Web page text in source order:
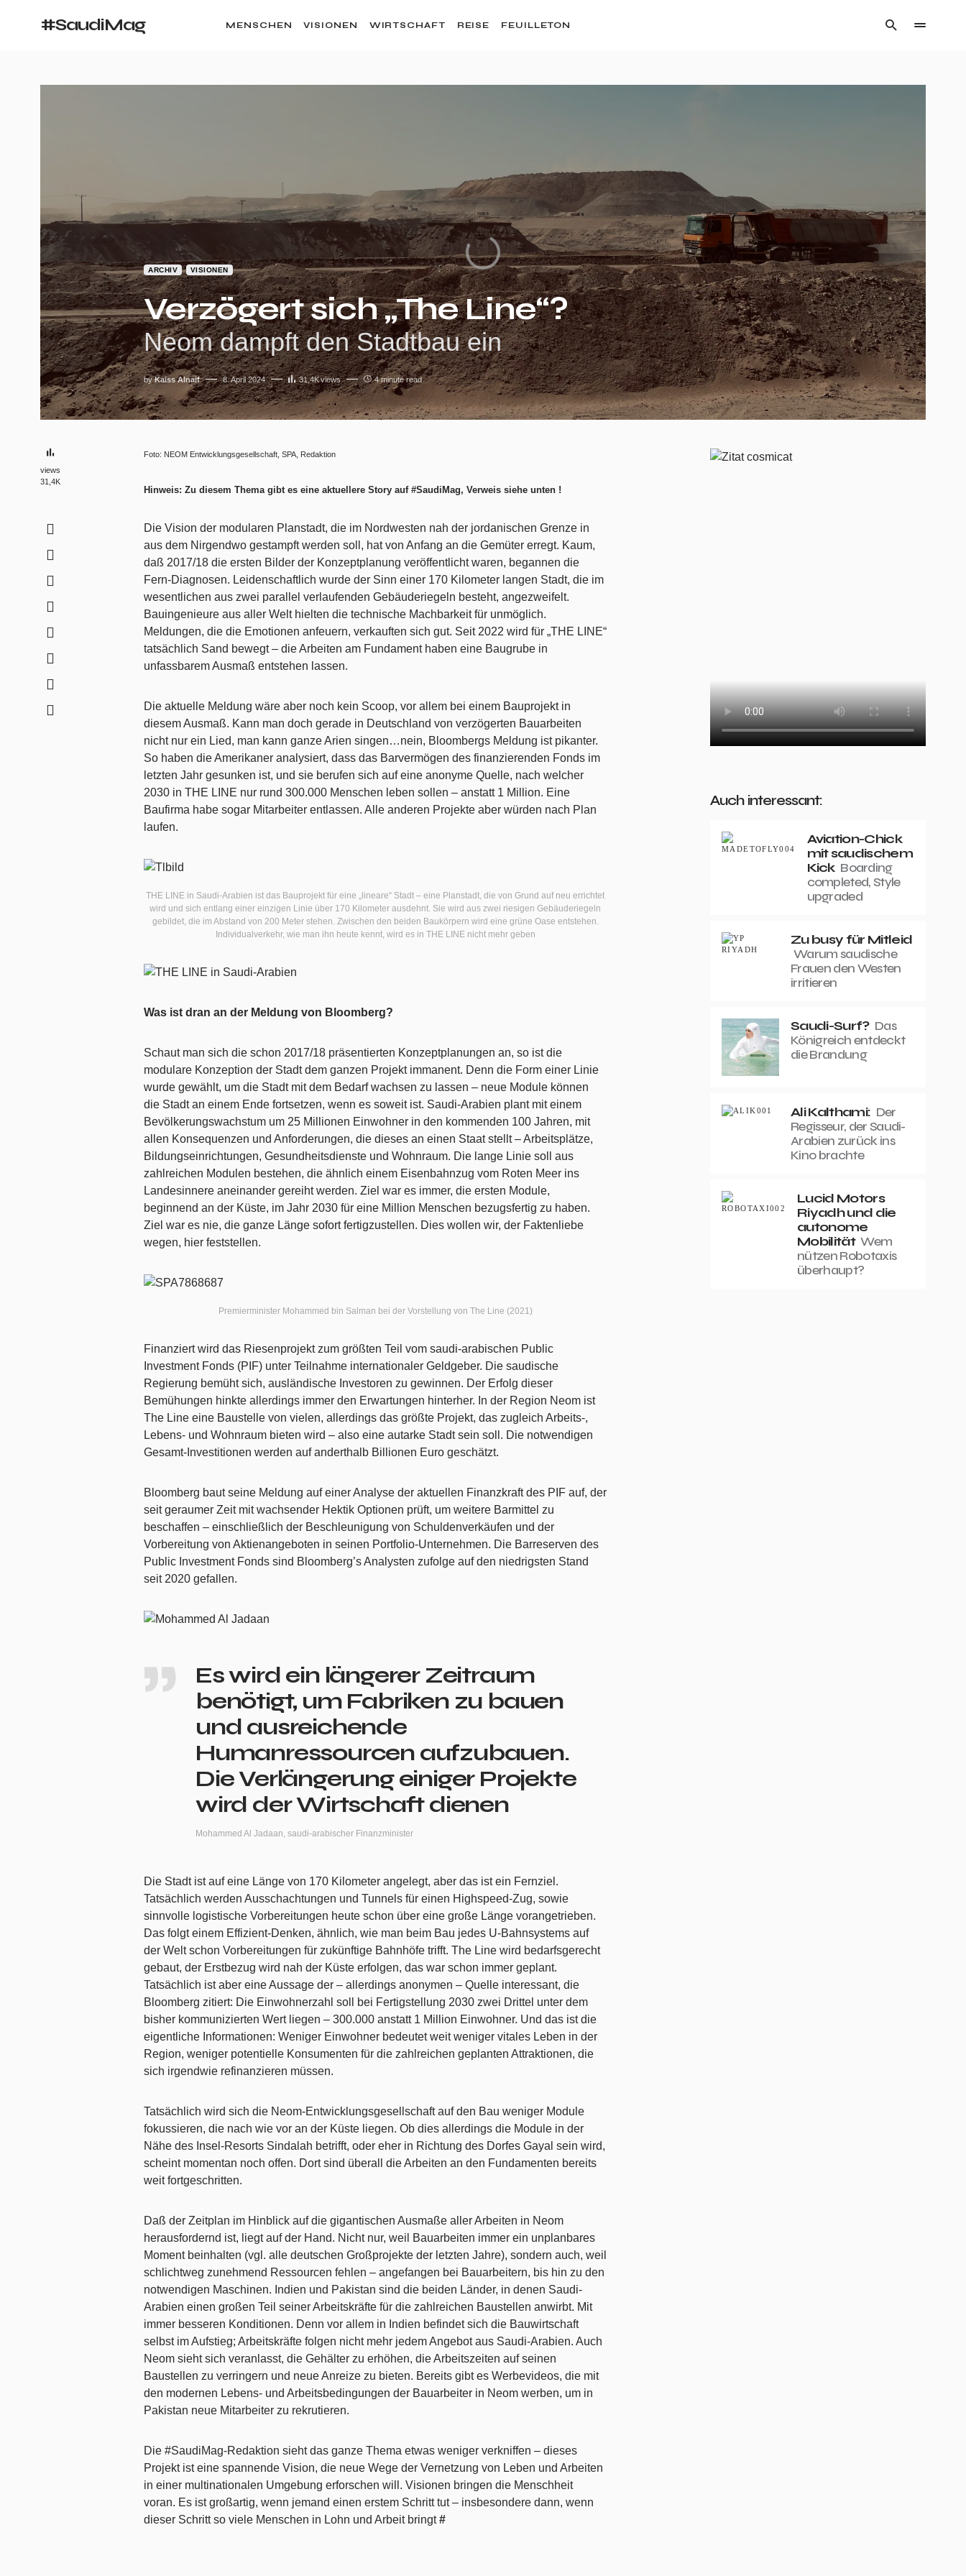
#SaudiMag MENSCHEN VISIONEN WIRTSCHAFT REISE FEUILLETON
ARCHIV VISIONEN
Verzögert sich „The Line“?
Neom dampft den Stadtbau ein
by Kaiss Alnaif 8. April 2024 31,4Kviews 4 minute read
31,4K
views
Foto: NEOM Entwicklungsgesellschaft, SPA, Redaktion
Hinweis: Zu diesem Thema gibt es eine aktuellere Story auf #SaudiMag, Verweis siehe unten !
Die Vision der modularen Planstadt, die im Nordwesten nah der jordanischen Grenze in
aus dem Nirgendwo gestampft werden soll, hat von Anfang an die Gemüter erregt. Kaum,
daß 2017/18 die ersten Bilder der Konzeptplanung veröffentlicht waren, begannen die
Fern-Diagnosen. Leidenschaftlich wurde der Sinn einer 170 Kilometer langen Stadt, die im
wesentlichen aus zwei parallel verlaufenden Gebäuderiegeln besteht, angezweifelt.
Bauingenieure aus aller Welt hielten die technische Machbarkeit für unmöglich.
Meldungen, die die Emotionen anfeuern, verkauften sich gut. Seit 2022 wird für „THE LINE“
tatsächlich Sand bewegt – die Arbeiten am Fundament haben eine Baugrube in
unfassbarem Ausmaß entstehen lassen.
Die aktuelle Meldung wäre aber noch kein Scoop, vor allem bei einem Bauprojekt in
diesem Ausmaß. Kann man doch gerade in Deutschland von verzögerten Bauarbeiten
nicht nur ein Lied, man kann ganze Arien singen…nein, Bloombergs Meldung ist pikanter.
So haben die Amerikaner analysiert, dass das Barvermögen des finanzierenden Fonds im
letzten Jahr gesunken ist, und sie berufen sich auf eine anonyme Quelle, nach welcher
2030 in THE LINE nur rund 300.000 Menschen leben sollen – anstatt 1 Million. Eine
Baufirma habe sogar Mitarbeiter entlassen. Alle anderen Projekte aber würden nach Plan
laufen.
THE LINE in Saudi-Arabien ist das Bauprojekt für eine „lineare“ Stadt – eine Planstadt, die von Grund auf neu errichtet
wird und sich entlang einer einzigen Linie über 170 Kilometer ausdehnt. Sie wird aus zwei riesigen Gebäuderiegeln
gebildet, die im Abstand von 200 Meter stehen. Zwischen den beiden Baukörpern wird eine grüne Oase entstehen.
Individualverkehr, wie man ihn heute kennt, wird es in THE LINE nicht mehr geben
Was ist dran an der Meldung von Bloomberg?
Schaut man sich die schon 2017/18 präsentierten Konzeptplanungen an, so ist die
modulare Konzeption der Stadt dem ganzen Projekt immanent. Denn die Form einer Linie
wurde gewählt, um die Stadt mit dem Bedarf wachsen zu lassen – neue Module können
die Stadt an einem Ende fortsetzen, wenn es soweit ist. Saudi-Arabien plant mit einem
Bevölkerungswachstum um 25 Millionen Einwohner in den kommenden 100 Jahren, mit
allen Konsequenzen und Anforderungen, die dieses an einen Staat stellt – Arbeitsplätze,
Bildungseinrichtungen, Gesundheitsdienste und Wohnraum. Die lange Linie soll aus
zahlreichen Modulen bestehen, die ähnlich einem Eisenbahnzug vom Roten Meer ins
Landesinnere aneinander gereiht werden. Ziel war es immer, die ersten Module,
beginnend an der Küste, im Jahr 2030 für eine Million Menschen bezugsfertig zu haben.
Ziel war es nie, die ganze Länge sofort fertigzustellen. Dies wollen wir, der Faktenliebe
wegen, hier feststellen.
Premierminister Mohammed bin Salman bei der Vorstellung von The Line (2021)
Finanziert wird das Riesenprojekt zum größten Teil vom saudi-arabischen Public
Investment Fonds (PIF) unter Teilnahme internationaler Geldgeber. Die saudische
Regierung bemüht sich, ausländische Investoren zu gewinnen. Der Erfolg dieser
Bemühungen hinkte allerdings immer den Erwartungen hinterher. In der Region Neom ist
The Line eine Baustelle von vielen, allerdings das größte Projekt, das zugleich Arbeits-,
Lebens- und Wohnraum bieten wird – also eine autarke Stadt sein soll. Die notwendigen
Gesamt-Investitionen werden auf anderthalb Billionen Euro geschätzt.
Bloomberg baut seine Meldung auf einer Analyse der aktuellen Finanzkraft des PIF auf, der
seit geraumer Zeit mit wachsender Hektik Optionen prüft, um weitere Barmittel zu
beschaffen – einschließlich der Beschleunigung von Schuldenverkäufen und der
Vorbereitung von Aktienangeboten in seinen Portfolio-Unternehmen. Die Barreserven des
Public Investment Fonds sind Bloomberg’s Analysten zufolge auf den niedrigsten Stand
seit 2020 gefallen.
Es wird ein längerer Zeitraum
benötigt, um Fabriken zu bauen
und ausreichende
Humanressourcen aufzubauen.
Die Verlängerung einiger Projekte
wird der Wirtschaft dienen
Mohammed Al Jadaan, saudi-arabischer Finanzminister
Die Stadt ist auf eine Länge von 170 Kilometer angelegt, aber das ist ein Fernziel.
Tatsächlich werden Ausschachtungen und Tunnels für einen Highspeed-Zug, sowie
sinnvolle logistische Vorbereitungen heute schon über eine große Länge vorangetrieben.
Das folgt einem Effizient-Denken, ähnlich, wie man beim Bau jedes U-Bahnsystems auf
der Welt schon Vorbereitungen für zukünftige Bahnhöfe trifft. The Line wird bedarfsgerecht
gebaut, der Erstbezug wird nah der Küste erfolgen, das war schon immer geplant.
Tatsächlich ist aber eine Aussage der – allerdings anonymen – Quelle interessant, die
Bloomberg zitiert: Die Einwohnerzahl soll bei Fertigstellung 2030 zwei Drittel unter dem
bisher kommunizierten Wert liegen – 300.000 anstatt 1 Million Einwohner. Und das ist die
eigentliche Informationen: Weniger Einwohner bedeutet weit weniger vitales Leben in der
Region, weniger potentielle Konsumenten für die zahlreichen geplanten Attraktionen, die
sich irgendwie refinanzieren müssen.
Tatsächlich wird sich die Neom-Entwicklungsgesellschaft auf den Bau weniger Module
fokussieren, die nach wie vor an der Küste liegen. Ob dies allerdings die Module in der
Nähe des Insel-Resorts Sindalah betrifft, oder eher in Richtung des Dorfes Gayal sein wird,
scheint momentan noch offen. Dort sind überall die Arbeiten an den Fundamenten bereits
weit fortgeschritten.
Daß der Zeitplan im Hinblick auf die gigantischen Ausmaße aller Arbeiten in Neom
herausfordernd ist, liegt auf der Hand. Nicht nur, weil Bauarbeiten immer ein unplanbares
Moment beinhalten (vgl. alle deutschen Großprojekte der letzten Jahre), sondern auch, weil
schlichtweg zunehmend Ressourcen fehlen – angefangen bei Bauarbeitern, bis hin zu den
notwendigen Maschinen. Indien und Pakistan sind die beiden Länder, in denen Saudi-
Arabien einen großen Teil seiner Arbeitskräfte für die zahlreichen Baustellen anwirbt. Mit
immer besseren Konditionen. Denn vor allem in Indien befindet sich die Bauwirtschaft
selbst im Aufstieg; Arbeitskräfte folgen nicht mehr jedem Angebot aus Saudi-Arabien. Auch
Neom sieht sich veranlasst, die Gehälter zu erhöhen, die Arbeitszeiten auf seinen
Baustellen zu verringern und neue Anreize zu bieten. Bereits gibt es Werbevideos, die mit
den modernen Lebens- und Arbeitsbedingungen der Bauarbeiter in Neom werben, um in
Pakistan neue Mitarbeiter zu rekrutieren.
Die #SaudiMag-Redaktion sieht das ganze Thema etwas weniger verkniffen – dieses
Projekt ist eine spannende Vision, die neue Wege der Vernetzung von Leben und Arbeiten
in einer multinationalen Umgebung erforschen will. Visionen bringen die Menschheit
voran. Es ist großartig, wenn jemand einen erstem Schritt tut – insbesondere dann, wenn
dieser Schritt so viele Menschen in Lohn und Arbeit bringt#
Auch interessant:
Aviation-Chick
mit saudischem
Kick Boarding
completed, Style
upgraded
Zu busy für Mitleid
Warum saudische
Frauen den Westen
irritieren
Saudi-Surf? Das
Königreich entdeckt
die Brandung
Ali Kalthami: Der
Regisseur, der Saudi-
Arabien zurück ins
Kino brachte
Lucid Motors
Riyadh und die
autonome
Mobilität Wem
nützen Robotaxis
überhaupt?